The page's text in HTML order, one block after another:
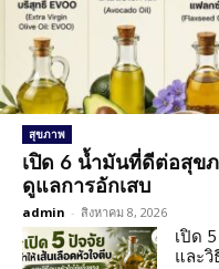
สุขภาพ
เปิด 6 น้ำมันที่ดีต่อสุข
ดูแลการอักเสบ
admin - สิงหาคม 8, 2026
เปิด
และวิ